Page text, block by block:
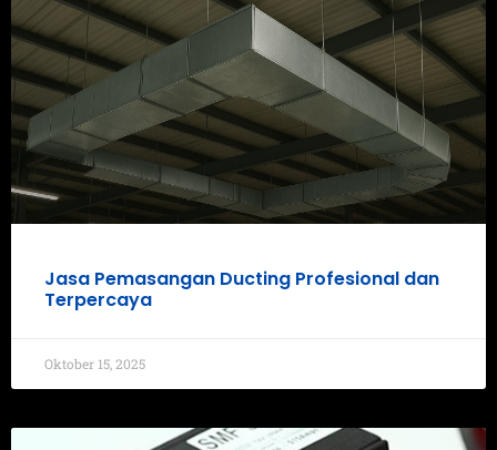
Jasa Pemasangan Ducting Profesional dan
Terpercaya
Oktober 15, 2025